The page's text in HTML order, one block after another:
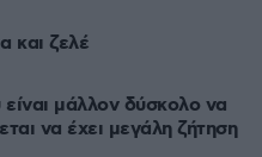
και ζελέ
μάλλον δύσκολο να
να έχει μεγάλη ζήτηση